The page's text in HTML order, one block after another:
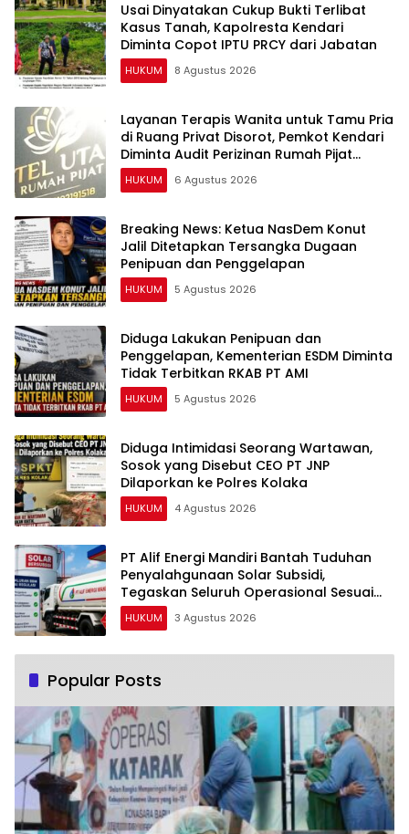
Usai Dinyatakan Cukup Bukti Terlibat
Kasus Tanah, Kapolresta Kendari
Diminta Copot IPTU PRCY dari Jabatan
HUKUM 8 Agustus 2026
Layanan Terapis Wanita untuk Tamu Pria
di Ruang Privat Disorot, Pemkot Kendari
Diminta Audit Perizinan Rumah Pijat
Utami
HUKUM 6 Agustus 2026
Breaking News: Ketua NasDem Konut
Jalil Ditetapkan Tersangka Dugaan
Penipuan dan Penggelapan
HUKUM 5 Agustus 2026
Diduga Lakukan Penipuan dan
Penggelapan, Kementerian ESDM Diminta
Tidak Terbitkan RKAB PT AMI
HUKUM 5 Agustus 2026
Diduga Intimidasi Seorang Wartawan,
Sosok yang Disebut CEO PT JNP
Dilaporkan ke Polres Kolaka
HUKUM 4 Agustus 2026
PT Alif Energi Mandiri Bantah Tuduhan
Penyalahgunaan Solar Subsidi,
Tegaskan Seluruh Operasional Sesuai
Regulasi
HUKUM 3 Agustus 2026
Popular Posts